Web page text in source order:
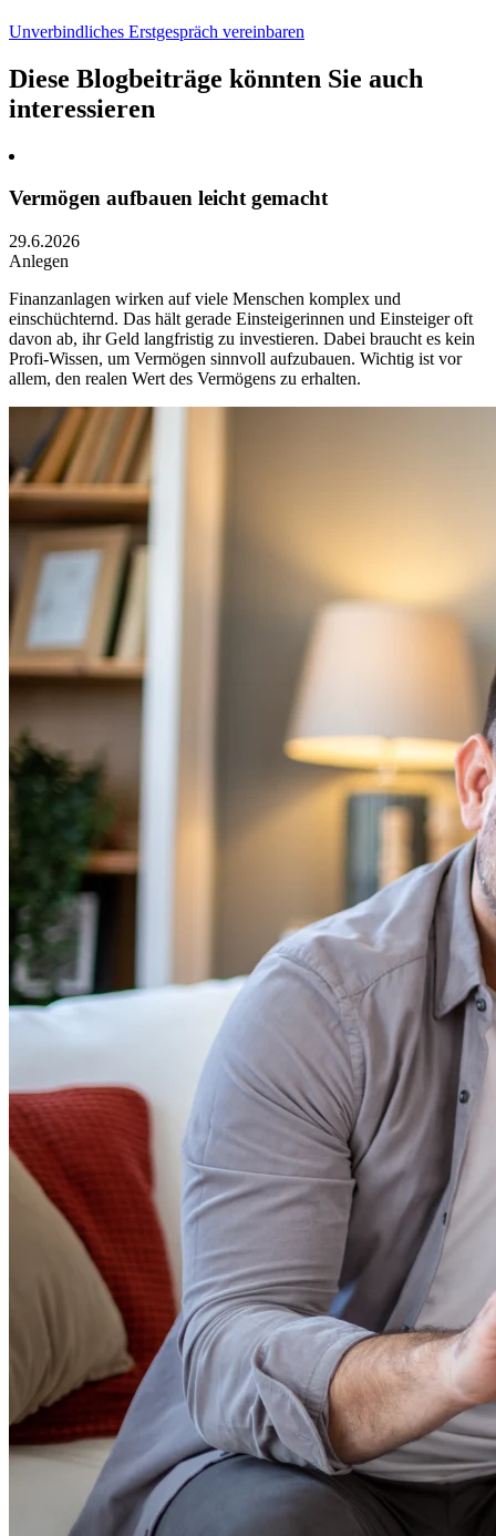
Unverbindliches Erstgespräch vereinbaren
Diese Blogbeiträge könnten Sie auch
interessieren
Vermögen aufbauen leicht gemacht
29.6.2026
Anlegen
Finanzanlagen wirken auf viele Menschen komplex und
einschüchternd. Das hält gerade Einsteigerinnen und Einsteiger oft
davon ab, ihr Geld langfristig zu investieren. Dabei braucht es kein
Profi-Wissen, um Vermögen sinnvoll aufzubauen. Wichtig ist vor
allem, den realen Wert des Vermögens zu erhalten.